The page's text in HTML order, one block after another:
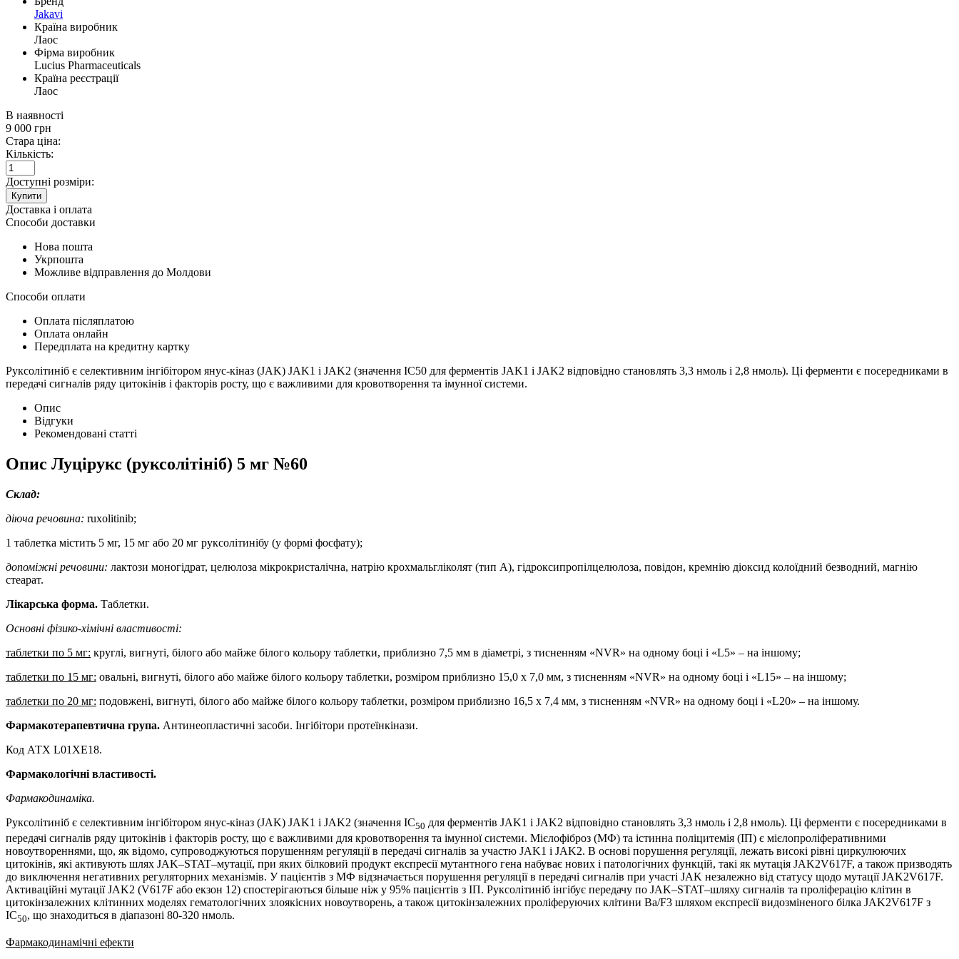
Jakavi
Країна виробник
Лаос
Фірма виробник
Lucius Pharmaceuticals
Країна реєстрації
Лаос
В наявності
9 000 грн
Стара ціна:
Кількість:
Доступні розміри:
Купити
Доставка і оплата
Способи доставки
Нова пошта
Укрпошта
Можливе відправлення до Молдови
Способи оплати
Оплата післяплатою
Оплата онлайн
Передплата на кредитну картку
Руксолітиніб є селективним інгібітором янус-кіназ (JAK) JAK1 і JAK2 (значення IC50 для ферментів JAK1 і JAK2 відповідно становлять 3,3 нмоль і 2,8 нмоль). Ці ферменти є посередниками в
передачі сигналів ряду цитокінів і факторів росту, що є важливими для кровотворення та імунної системи.
Опис
Відгуки
Рекомендовані статті
Опис Луцірукс (руксолітініб) 5 мг №60
Склад:
діюча речовина: ruxolitinib;
1 таблетка містить 5 мг, 15 мг або 20 мг руксолітинібу (у формі фосфату);
допоміжні речовини: лактози моногідрат, целюлоза мікрокристалічна, натрію крохмальгліколят (тип А), гідроксипропілцелюлоза, повідон, кремнію діоксид колоїдний безводний, магнію
стеарат.
Лікарська форма. Таблетки.
Основні фізико-хімічні властивості:
таблетки по 5 мг: круглі, вигнуті, білого або майже білого кольору таблетки, приблизно 7,5 мм в діаметрі, з тисненням «NVR» на одному боці і «L5» – на іншому;
таблетки по 15 мг: овальні, вигнуті, білого або майже білого кольору таблетки, розміром приблизно 15,0 х 7,0 мм, з тисненням «NVR» на одному боці і «L15» – на іншому;
таблетки по 20 мг: подовжені, вигнуті, білого або майже білого кольору таблетки, розміром приблизно 16,5 х 7,4 мм, з тисненням «NVR» на одному боці і «L20» – на іншому.
Фармакотерапевтична група. Антинеопластичні засоби. Інгібітори протеїнкінази.
Код АТХ L01XE18.
Фармакологічні властивості.
Фармакодинаміка.
Руксолітиніб є селективним інгібітором янус-кіназ (JAK) JAK1 і JAK2 (значення IC50 для ферментів JAK1 і JAK2 відповідно становлять 3,3 нмоль і 2,8 нмоль). Ці ферменти є посередниками в
передачі сигналів ряду цитокінів і факторів росту, що є важливими для кровотворення та імунної системи. Мієлофіброз (МФ) та істинна поліцитемія (ІП) є мієлопроліферативними
новоутвореннями, що, як відомо, супроводжуються порушенням регуляції в передачі сигналів за участю JAK1 і JAK2. В основі порушення регуляції, лежать високі рівні циркулюючих
цитокінів, які активують шлях JAK–STAT–мутації, при яких білковий продукт експресії мутантного гена набуває нових і патологічних функцій, такі як мутація JAK2V617F, а також призводять
до виключення негативних регуляторних механізмів. У пацієнтів з МФ відзначається порушення регуляції в передачі сигналів при участі JAK незалежно від статусу щодо мутації JAK2V617F.
Активаційні мутації JAK2 (V617F або екзон 12) спостерігаються більше ніж у 95% пацієнтів з ІП. Руксолітиніб інгібує передачу по JAK–STAT–шляху сигналів та проліферацію клітин в
цитокінзалежних клітинних моделях гематологічних злоякісних новоутворень, а також цитокінзалежних проліферуючих клітини Ba/F3 шляхом експресії видозміненого білка JAK2V617F з
IC50, що знаходиться в діапазоні 80-320 нмоль.
Фармакодинамічні ефекти